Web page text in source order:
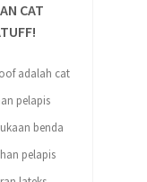
CAT
adalah cat
pelapis
benda
pelapis